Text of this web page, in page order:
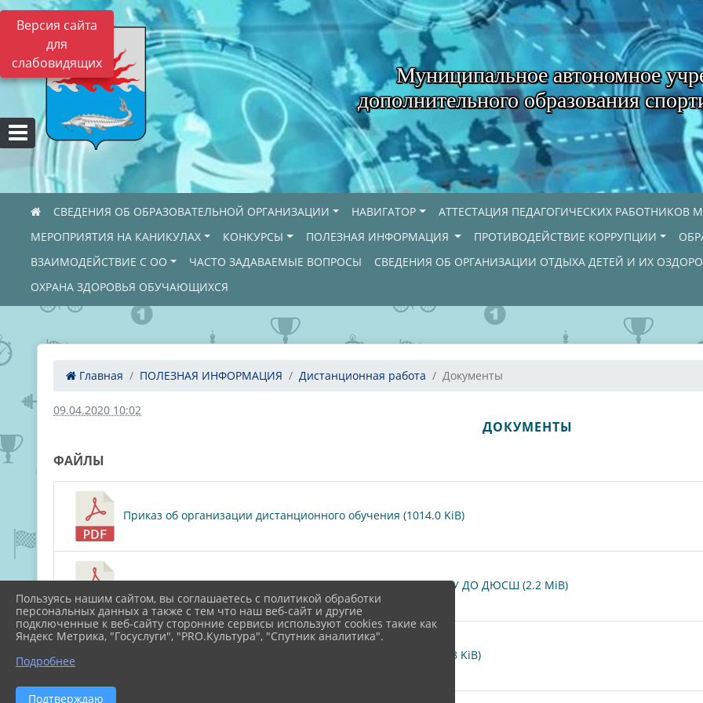
Версия сайта
для
слабовидящих
Муниципальное автономное
дополнительного образования
СВЕДЕНИЯ ОБ ОБРАЗОВАТЕЛЬНОЙ ОРГАНИЗАЦИИ НАВИГАТОР
АТТЕСТАЦИЯ ПЕДАГОГИЧЕСКИХ РАБОТНИКОВ
МЕРОПРИЯТИЯ НА КАНИКУЛАХ
КОНКУРСЫ ПОЛЕЗНАЯ ИНФОРМАЦИЯ ПРОТИВОДЕЙСТВИЕ КОРРУПЦИИ
ВЗАИМОДЕЙСТВИЕ С ОО
ЧАСТО ЗАДАВАЕМЫЕ ВОПРОСЫ
СВЕДЕНИЯ ОБ ОРГАНИЗАЦИИ ОТДЫХА ДЕТЕЙ И ИХ
ОХРАНА ЗДОРОВЬЯ ОБУЧАЮЩИХСЯ
Главная ПОЛЕЗНАЯ ИНФОРМАЦИЯ Дистанционная работа Документы
09.04.2020 10:02
ДОКУМЕНТЫ
ФАЙЛЫ
Приказ об организации дистанционного обучения (1014.0 KiB)
Положение об организации дистанционного обучения в МБУ ДО ДЮСШ (2.2 MiB)
Заявление родителей на дистанционное обучение.pdf (109.8 KiB)
Пользуясь нашим сайтом, вы соглашаетесь с политикой обработки
персональных данных а также с тем что наш веб-сайт и другие
подключенные к веб-сайту сторонние сервисы используют cookies такие как
Яндекс Метрика, "Госуслуги", "PRO.Культура", "Спутник аналитика".
Подробнее
Подтверждаю